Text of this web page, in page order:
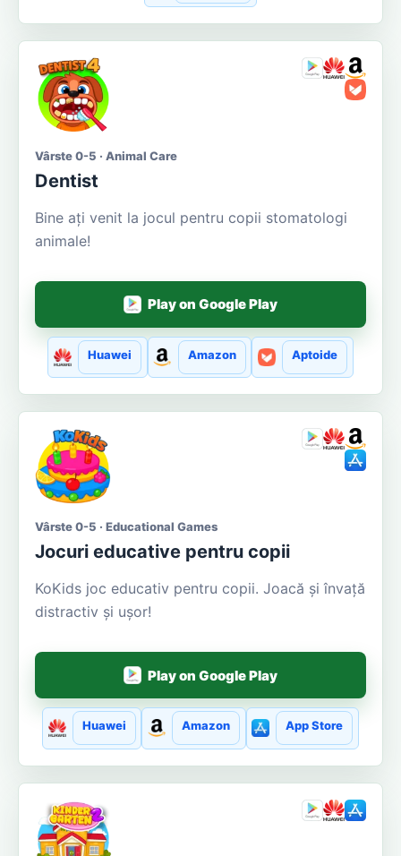
Vârste 0-5 · Animal Care
Dentist
Bine ați venit la jocul pentru copii stomatologi
animale!
Play on Google Play
Huawei Amazon Aptoide
Vârste 0-5 · Educational Games
Jocuri educative pentru copii
KoKids joc educativ pentru copii. Joacă și învață
distractiv și ușor!
Play on Google Play
Huawei Amazon App Store